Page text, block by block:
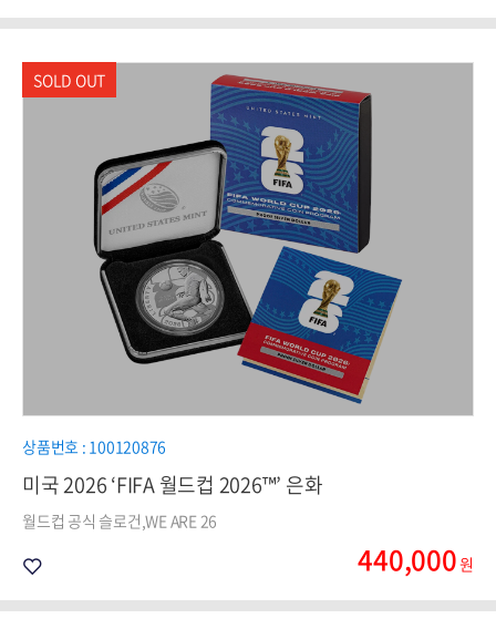
상품번호 : 100120876
미국 2026 ‘FIFA 월드컵 2026™’ 은화
월드컵 공식 슬로건,WE ARE 26
440,000원